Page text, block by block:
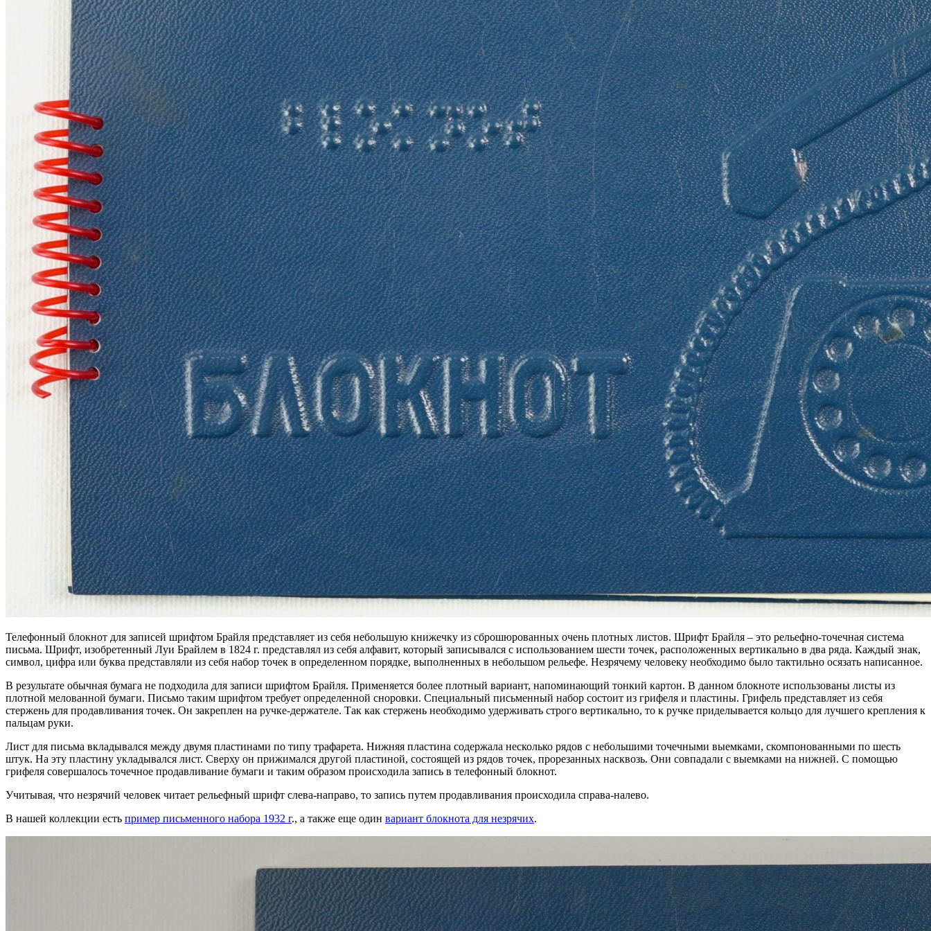
Телефонный блокнот для записей шрифтом Брайля представляет из себя небольшую книжечку из сброшюрованных очень плотных листов. Шрифт Брайля – это рельефно-точечная система
письма. Шрифт, изобретенный Луи Брайлем в 1824 г. представлял из себя алфавит, который записывался с использованием шести точек, расположенных вертикально в два ряда. Каждый знак,
символ, цифра или буква представляли из себя набор точек в определенном порядке, выполненных в небольшом рельефе. Незрячему человеку необходимо было тактильно осязать написанное.
В результате обычная бумага не подходила для записи шрифтом Брайля. Применяется более плотный вариант, напоминающий тонкий картон. В данном блокноте использованы листы из
плотной мелованной бумаги. Письмо таким шрифтом требует определенной сноровки. Специальный письменный набор состоит из грифеля и пластины. Грифель представляет из себя
стержень для продавливания точек. Он закреплен на ручке-держателе. Так как стержень необходимо удерживать строго вертикально, то к ручке приделывается кольцо для лучшего крепления к
пальцам руки.
Лист для письма вкладывался между двумя пластинами по типу трафарета. Нижняя пластина содержала несколько рядов с небольшими точечными выемками, скомпонованными по шесть
штук. На эту пластину укладывался лист. Сверху он прижимался другой пластиной, состоящей из рядов точек, прорезанных насквозь. Они совпадали с выемками на нижней. С помощью
грифеля совершалось точечное продавливание бумаги и таким образом происходила запись в телефонный блокнот.
Учитывая, что незрячий человек читает рельефный шрифт слева-направо, то запись путем продавливания происходила справа-налево.
В нашей коллекции есть пример письменного набора 1932 г., а также еще один вариант блокнота для незрячих.